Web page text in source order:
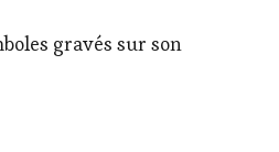
gravés sur son